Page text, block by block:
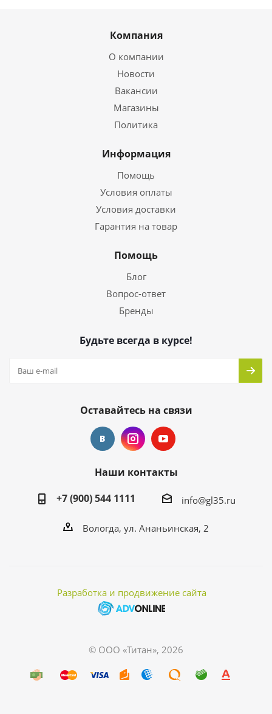
Компания
О компании
Новости
Вакансии
Магазины
Политика
Информация
Помощь
Условия оплаты
Условия доставки
Гарантия на товар
Помощь
Блог
Вопрос-ответ
Бренды
Будьте всегда в курсе!
Оставайтесь на связи
Наши контакты
+7 (900) 544 1111
info@gl35.ru
Вологда, ул. Ананьинская, 2
Разработка и продвижение сайта
© ООО «Титан», 2026